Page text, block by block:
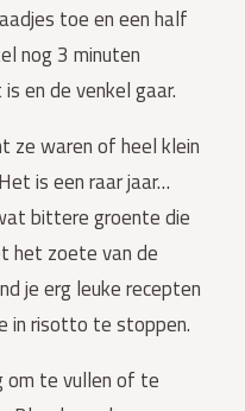
toe en een half
nog 3 minuten
en de venkel gaar.
ze waren of heel klein
is een raar jaar…
bittere groente die
het zoete van de
je erg leuke recepten
in risotto te stoppen.
om te vullen of te